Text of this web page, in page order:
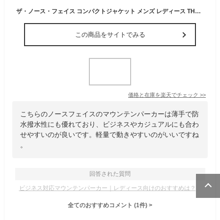
ザ・ノース・フェイス コンパクトジャケット メンズ レディース THE NORTH FACE ノースフェイス コンパクトアノラック アノラックジャケット マウンテンパーカー マウンテンジャケット 秋 冬 薄手 防水 撥水 防寒 通勤 大きいサイズ カジュアル ビジネス ブランド NP22333
この商品をサイトでみる
価格と在庫を楽天でチェック >>
こちらのノースフェイスのマウンテンパーカーは薄手で防
水撥水性にも優れており、ビジネスやカジュアルにも合わ
せやすいのが良いです。軽量で動きやすいのがいいですね
。
回答された質問
ビジネス対応マウンテンパーカー｜レディース向けのおすすめは？
全てのおすすめコメント (1件) >